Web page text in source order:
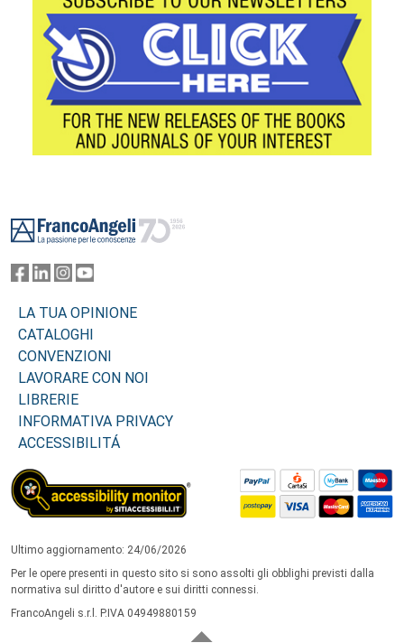
LA TUA OPINIONE
CATALOGHI
CONVENZIONI
LAVORARE CON NOI
LIBRERIE
INFORMATIVA PRIVACY
ACCESSIBILITÁ
Ultimo aggiornamento: 24/06/2026
Per le opere presenti in questo sito si sono assolti gli obblighi previsti dalla
normativa sul diritto d'autore e sui diritti connessi.
FrancoAngeli s.r.l. P.IVA 04949880159